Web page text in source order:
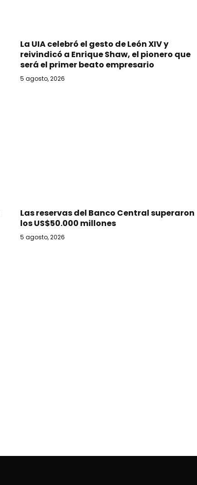
La UIA celebró el gesto de León XIV y
reivindicó a Enrique Shaw, el pionero que
será el primer beato empresario
5 agosto, 2026
Las reservas del Banco Central superaron
los US$50.000 millones
5 agosto, 2026